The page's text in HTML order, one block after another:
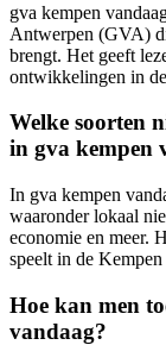
gva kempen
Antwerpen (GVA)
brengt. Het geeft
ontwikkelingen in
Welke soorten
in gva kempen
In gva kempen
waaronder lokaal
economie en meer.
speelt in de
Hoe kan men
vandaag?